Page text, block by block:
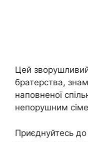
Цей
братерства,
наповненої
непорушним
Приєднуйтесь до